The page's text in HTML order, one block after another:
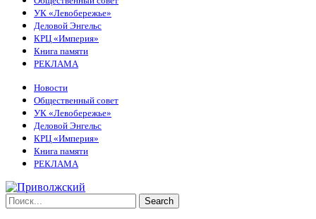
УК «Левобережье»
Деловой Энгельс
КРЦ «Империя»
Книга памяти
РЕКЛАМА
Новости
Общественный совет
УК «Левобережье»
Деловой Энгельс
КРЦ «Империя»
Книга памяти
РЕКЛАМА